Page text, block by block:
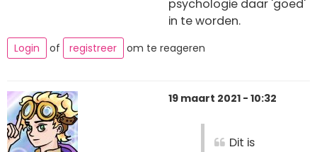
psychologie daar 'goed'
in te worden.
Login of registreer om te reageren
19 maart 2021 - 10:32
Dit is